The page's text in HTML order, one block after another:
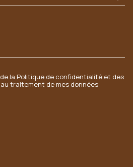
la Politique de confidentialité et des
traitement de mes données